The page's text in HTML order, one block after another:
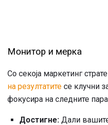
Монитор и мерка
Со секоја маркетинг
на резултатите се клучни
фокусира на следните
Достигне: Дали